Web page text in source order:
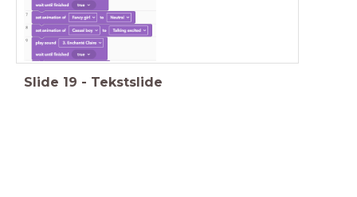
Slide 19 - Tekstslide